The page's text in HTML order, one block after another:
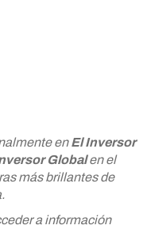
enEl Inversor
Globalen el
más brillantes de
a información